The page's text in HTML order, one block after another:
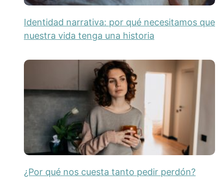
Identidad narrativa: por qué necesitamos que
nuestra vida tenga una historia
¿Por qué nos cuesta tanto pedir perdón?